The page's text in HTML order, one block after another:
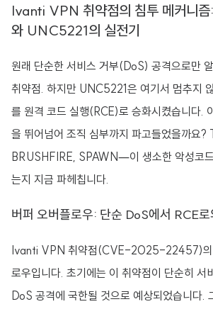
Ivanti VPN 취약점의 침투 메커니즘
와 UNC5221의 실전기
원래 단순한 서비스 거부(DoS) 공격으로만
취약점. 하지만 UNC5221은 여기서 멈추지
를 원격 코드 실행(RCE)로 승화시켰습니다.
을 뛰어넘어 조직 심부까지 파고들었을까요
BRUSHFIRE, SPAWN—이 생소한 악성코
는지 지금 파헤칩니다.
버퍼 오버플로우: 단순 DoS에서 RCE
Ivanti VPN 취약점(CVE-2025-22457)의
로우입니다. 초기에는 이 취약점이 단순히 서
DoS 공격에 국한될 것으로 예상되었습니다.